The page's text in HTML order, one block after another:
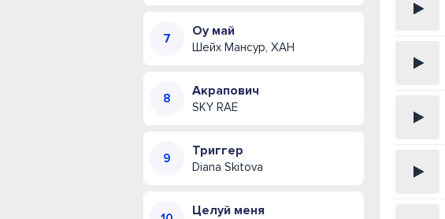
Оу май
Шейх Мансур, ХАН
Акрапович
SKY RAE
Триггер
Diana Skitova
Целуй меня